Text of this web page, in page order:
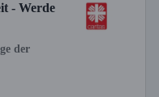
- Werde
der